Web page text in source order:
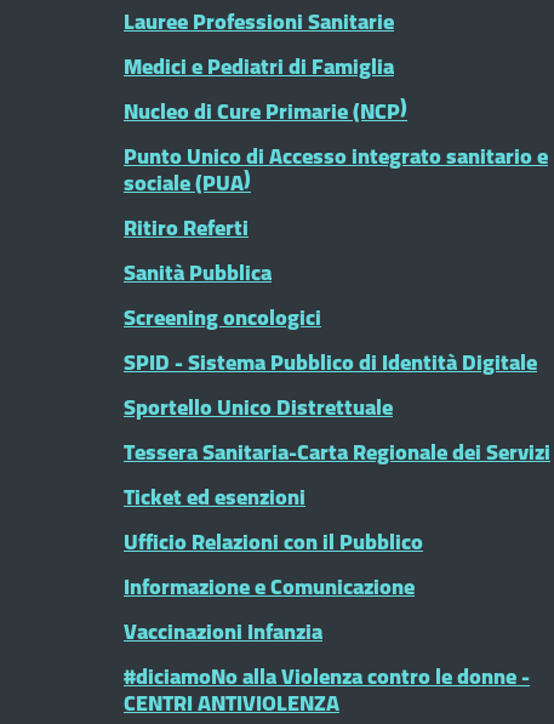
Lauree Professioni Sanitarie
Medici e Pediatri di Famiglia
Nucleo di Cure Primarie (NCP)
Punto Unico di Accesso integrato sanitario e
sociale (PUA)
Ritiro Referti
Sanità Pubblica
Screening oncologici
SPID - Sistema Pubblico di Identità Digitale
Sportello Unico Distrettuale
Tessera Sanitaria-Carta Regionale dei Servizi
Ticket ed esenzioni
Ufficio Relazioni con il Pubblico
Informazione e Comunicazione
Vaccinazioni Infanzia
#diciamoNo alla Violenza contro le donne -
CENTRI ANTIVIOLENZA